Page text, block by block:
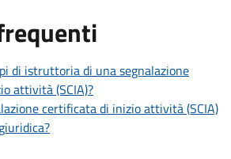
di istruttoria di una segnalazione
attività (SCIA)?
certificata di inizio attività (SCIA)